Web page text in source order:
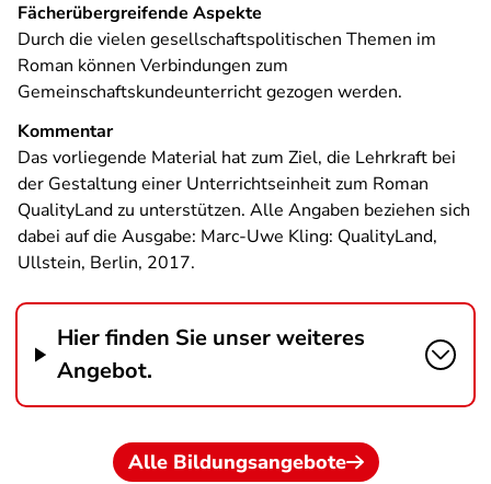
Fächerübergreifende Aspekte
Durch die vielen gesellschaftspolitischen Themen im
Roman können Verbindungen zum
Gemeinschaftskundeunterricht gezogen werden.
Kommentar
Das vorliegende Material hat zum Ziel, die Lehrkraft bei
der Gestaltung einer Unterrichtseinheit zum Roman
QualityLand zu unterstützen. Alle Angaben beziehen sich
dabei auf die Ausgabe: Marc-Uwe Kling: QualityLand,
Ullstein, Berlin, 2017.
Hier finden Sie unser weiteres
Angebot.
Alle Bildungsangebote